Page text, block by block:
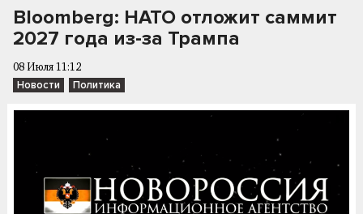
Bloomberg: НАТО отложит саммит
2027 года из-за Трампа
08 Июля 11:12
Новости Политика